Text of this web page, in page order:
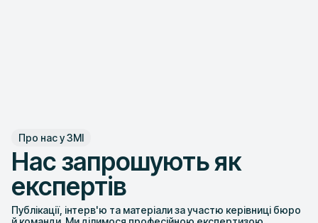
Про нас у ЗМІ
Нас запрошують як
експертів
Публікації, інтерв'ю та матеріали за участю керівниці бюро